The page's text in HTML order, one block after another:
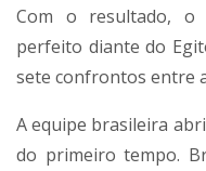
Com o resultado, o
perfeito diante do
sete confrontos entre
A equipe brasileira
do primeiro tempo.